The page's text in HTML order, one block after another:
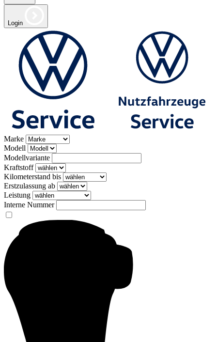
Login
Marke
Modell
Modellvariante
Kraftstoff
Kilometerstand bis
Erstzulassung ab
Leistung
Interne Nummer